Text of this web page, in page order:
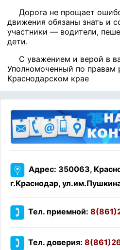
Дорога не прощает
движения обязаны знать и
участники — водители,
дети.
С уважением и верой в
Уполномоченный по правам
Краснодарском крае
Адрес: 350063,
г.Краснодар,
Тел. приемной:
Тел. доверия: